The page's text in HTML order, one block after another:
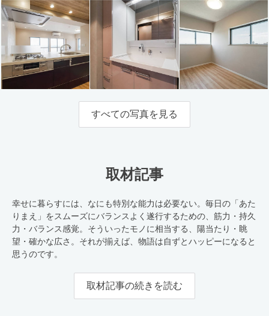
すべての写真を見る
取材記事
幸せに暮らすには、なにも特別な能力は必要ない。毎日の「あた
りまえ」をスムーズにバランスよく遂行するための、筋力・持久
力・バランス感覚。そういったモノに相当する、陽当たり・眺
望・確かな広さ。それが揃えば、物語は自ずとハッピーになると
思うのです。
取材記事の続きを読む